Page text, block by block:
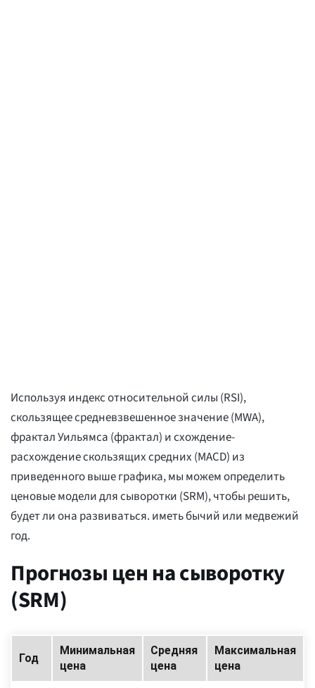
Используя индекс относительной силы (RSI),
скользящее средневзвешенное значение (MWA),
фрактал Уильямса (фрактал) и схождение-
расхождение скользящих средних (MACD) из
приведенного выше графика, мы можем определить
ценовые модели для сыворотки (SRM), чтобы решить,
будет ли она развиваться. иметь бычий или медвежий
год.
Прогнозы цен на сыворотку
(SRM)
Год
Минимальная
цена
Средняя
цена
Максимальная
цена